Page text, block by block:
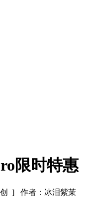
限时特惠
] 作者：冰泪紫茉